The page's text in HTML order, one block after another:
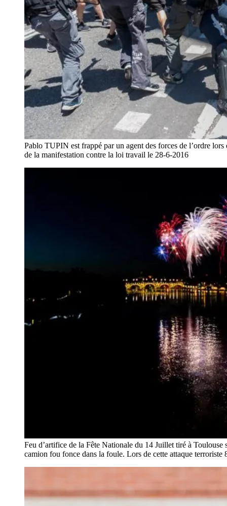
Pablo TUPIN est frappé par un agent des forces de l’ordre
de la manifestation contre la loi travail le 28-6-2016
Feu d’artifice de la Fête Nationale du 14 Juillet tiré à
camion fou fonce dans la foule. Lors de cette attaque terroriste